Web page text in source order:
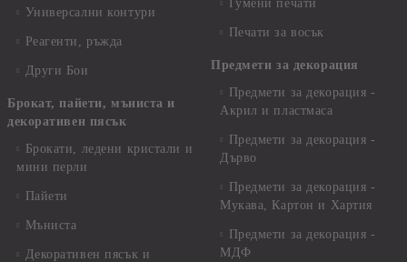
Универсални контури
Реагенти, ръжда
Други Бои
Брокат, пайети, мъниста и
декоративен пясък
Брокати, ледени кристали и
мини перли
Пайети
Мъниста
Декоративен пясък и
Гумени печати
Печати за восък
Предмети за декорация
Предмети за декорация -
Акрил и пластмаса
Предмети за декорация -
Дърво
Предмети за декорация -
Мукава, Картон и Хартия
Предмети за декорация -
МДФ